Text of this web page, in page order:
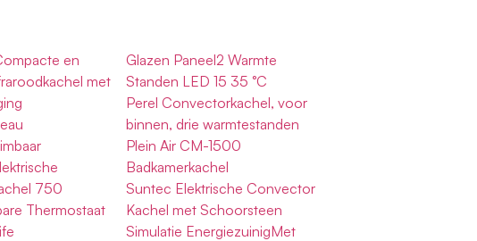
en
met
750
Thermostaat
Glazen Paneel2 Warmte
Standen LED 15 35 °C
Perel Convectorkachel, voor
binnen, drie warmtestanden
Plein Air CM-1500
Badkamerkachel
Suntec Elektrische Convector
Kachel met Schoorsteen
Simulatie EnergiezuinigMet